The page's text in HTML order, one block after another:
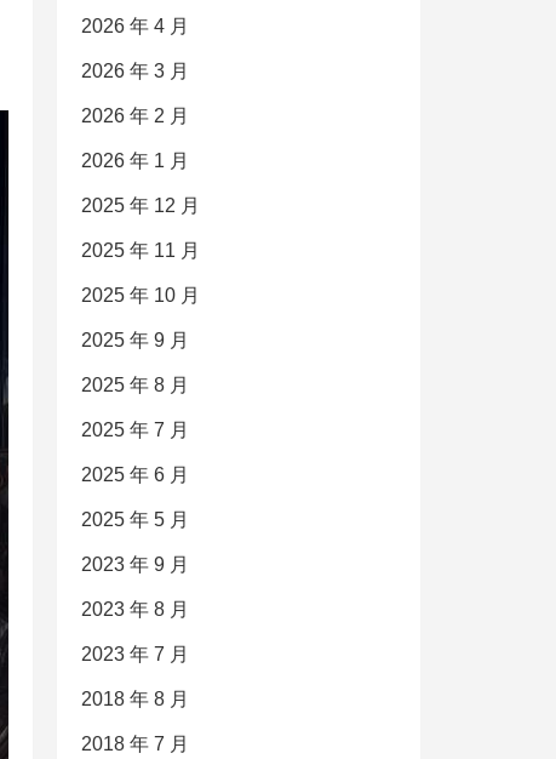
2026 年 4 月
2026 年 3 月
2026 年 2 月
2026 年 1 月
2025 年 12 月
2025 年 11 月
2025 年 10 月
2025 年 9 月
2025 年 8 月
2025 年 7 月
2025 年 6 月
2025 年 5 月
2023 年 9 月
2023 年 8 月
2023 年 7 月
2018 年 8 月
2018 年 7 月